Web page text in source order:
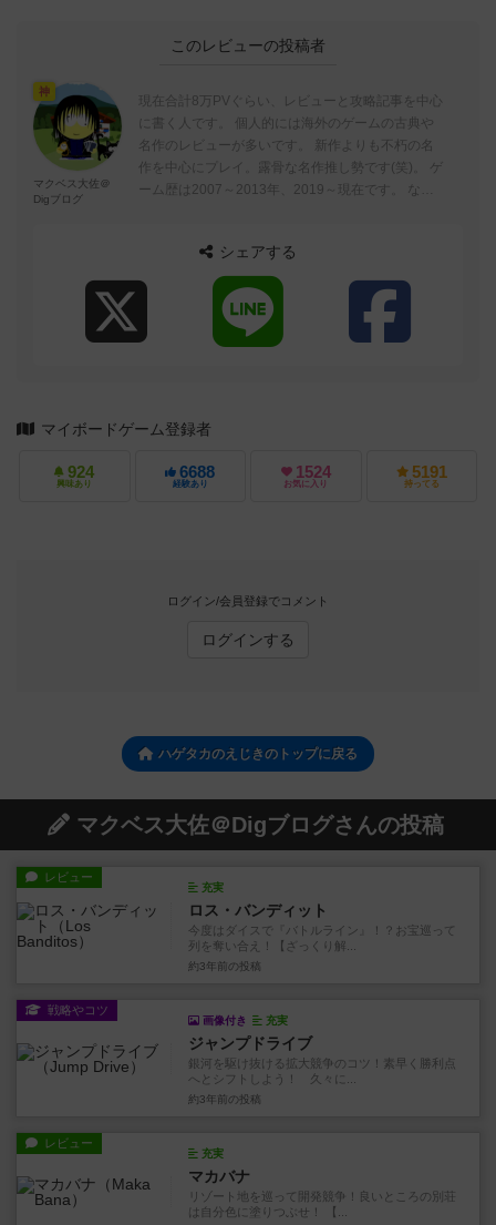
このレビューの投稿者
神
マクベス大佐＠
Digブログ
現在合計8万PVぐらい、レビューと攻略記事を中心
に書く人です。 個人的には海外のゲームの古典や
名作のレビューが多いです。 新作よりも不朽の名
作を中心にプレイ。露骨な名作推し勢です(笑)。 ゲ
ーム歴は2007～2013年、2019～現在です。 なの
シェアする
マイボードゲーム登録者
924
興味あり
6688
経験あり
1524
お気に入り
5191
持ってる
ログイン/会員登録でコメント
ログインする
ハゲタカのえじきのトップに戻る
マクベス大佐＠Digブログさんの投稿
レビュー
充実
ロス・バンディット
今度はダイスで『バトルライン』！？お宝巡って
列を奪い合え！【ざっくり解...
約3年前 の投稿
戦略やコツ
画像付き 充実
ジャンプドライブ
銀河を駆け抜ける拡大競争のコツ！素早く勝利点
へとシフトしよう！ 久々に...
約3年前 の投稿
レビュー
充実
マカバナ
リゾート地を巡って開発競争！良いところの別荘
は自分色に塗りつぶせ！ 【...